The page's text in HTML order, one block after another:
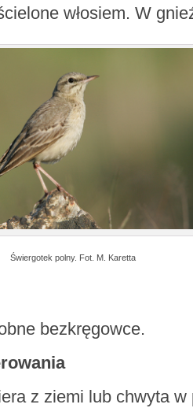
włosiem. W
Świergotek polny. Fot. M. Karetta
bezkręgowce.
z ziemi lub chwyta w